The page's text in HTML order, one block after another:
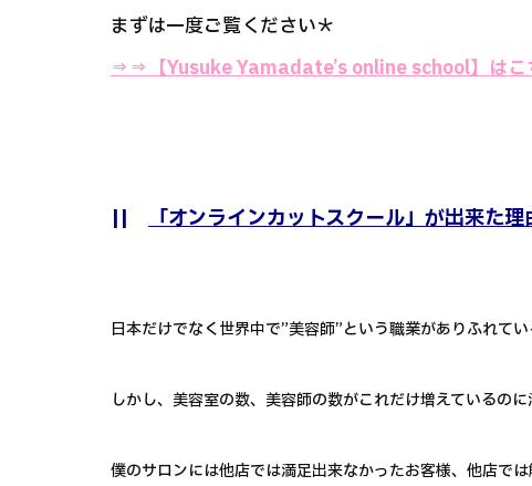
まずは一度ご覧ください＊
⇒⇒【Yusuke Yamadate’s online school】はこ
|| 「オンラインカットスクール」が出来た理
日本だけでなく世界中で”美容師”という職業がありふれてい
しかし、美容室の数、美容師の数がこれだけ増えているの
僕のサロンには他店では満足出来なかったお客様、他店で